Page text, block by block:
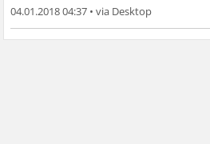
04.01.2018 04:37 •